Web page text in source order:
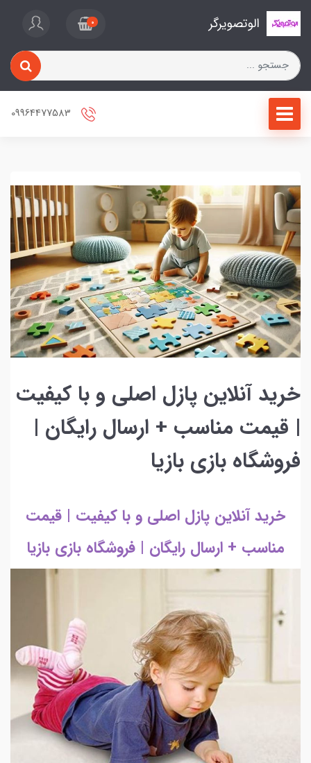
الوتصویرگر 0
خرید آنلاین پازل اصلی و با کیفیت
| قیمت مناسب + ارسال رایگان |
فروشگاه بازی بازیا
خرید آنلاین پازل اصلی و با کیفیت | قیمت
مناسب + ارسال رایگان | فروشگاه بازی بازیا